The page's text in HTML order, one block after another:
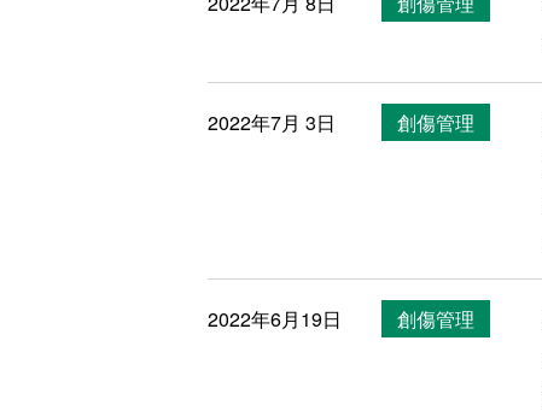
2022年7月 3日 創傷管理
2022年6月19日 創傷管理